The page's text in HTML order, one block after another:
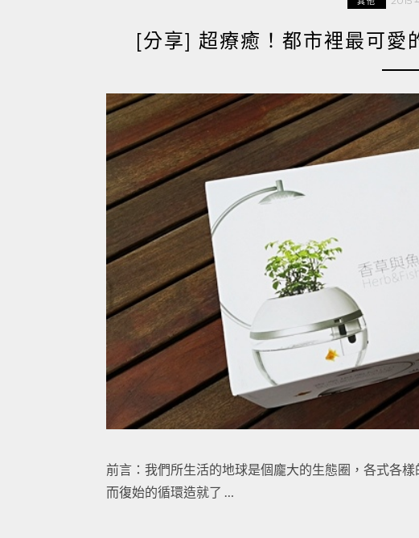
[分享] 超療癒！都市裡最可
前言：我們所生活的地球是個龐大的生態圈，各式各
而復始的循環造就了 …